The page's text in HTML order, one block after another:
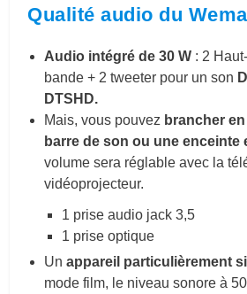
Qualité audio du
Audio intégré de 30 W : 2
bande + 2 tweeter pour un son
DTSHD.
Mais, vous pouvez brancher
barre de son ou une enceinte
volume sera réglable avec la
vidéoprojecteur.
1 prise audio jack 3,5
1 prise optique
Unappareil particulièrement
mode film, le niveau sonore à